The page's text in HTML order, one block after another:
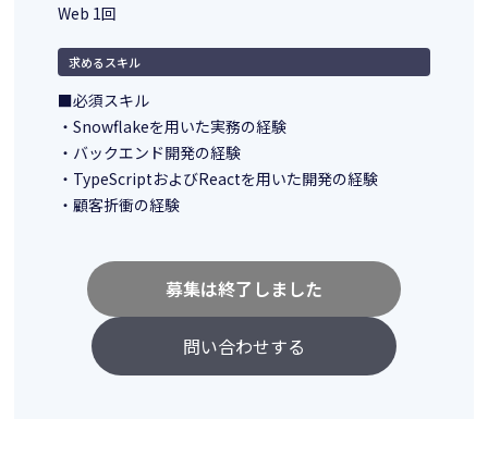
Web 1回
求めるスキル
■必須スキル
・Snowflakeを用いた実務の経験
・バックエンド開発の経験
・TypeScriptおよびReactを用いた開発の経験
・顧客折衝の経験
問い合わせする
募集は終了しました